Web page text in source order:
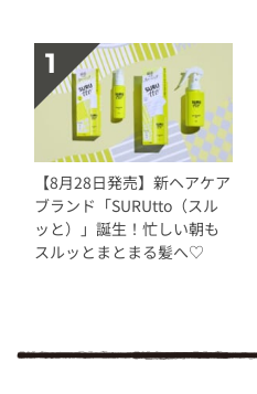
【8月28日発売】新ヘアケア
ブランド「SURUtto（スル
ッと）」誕生！忙しい朝も
スルッとまとまる髪へ♡